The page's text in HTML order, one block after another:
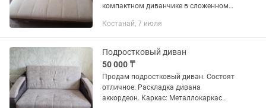
компактном диванчике в сложенном
аккордеона. Он фантастически умеет
разложенном...
Костанай, 7 июля
Подростковый диван
50 000 ₸
Продам подростковый диван. Состоят
отличное. Раскладка дивана
аккордеон. Каркас: Металлокаркас